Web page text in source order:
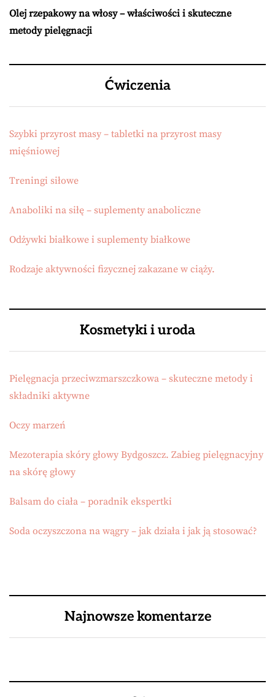
Olej rzepakowy na włosy – właściwości i skuteczne
metody pielęgnacji
Ćwiczenia
Szybki przyrost masy – tabletki na przyrost masy
mięśniowej
Treningi siłowe
Anaboliki na siłę – suplementy anaboliczne
Odżywki białkowe i suplementy białkowe
Rodzaje aktywności fizycznej zakazane w ciąży.
Kosmetyki i uroda
Pielęgnacja przeciwzmarszczkowa – skuteczne metody i
składniki aktywne
Oczy marzeń
Mezoterapia skóry głowy Bydgoszcz. Zabieg pielęgnacyjny
na skórę głowy
Balsam do ciała – poradnik ekspertki
Soda oczyszczona na wągry – jak działa i jak ją stosować?
Najnowsze komentarze